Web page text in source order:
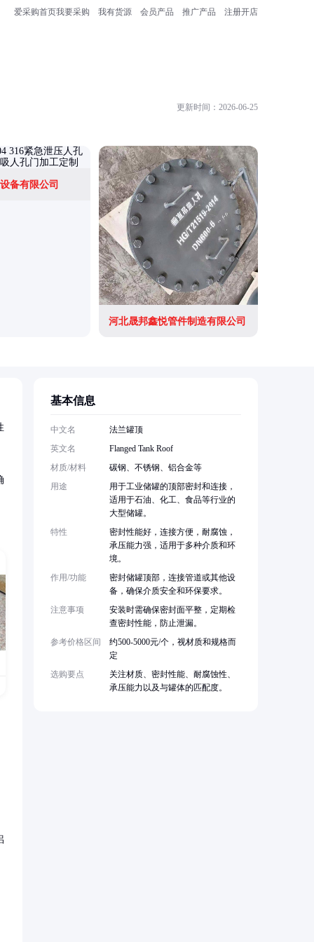
爱采购首页我要采购 我有货源 会员产品 推广产品 注册开店
更新时间：2026-06-25
备有限公司
河北晟邦鑫悦管件制造有限公司
基本信息
中文名
法兰罐顶
英文名
Flanged Tank Roof
材质/材料
碳钢、不锈钢、铝合金等
用途
用于工业储罐的顶部密封和连接，
适用于石油、化工、食品等行业的
大型储罐。
特性
密封性能好，连接方便，耐腐蚀，
承压能力强，适用于多种介质和环
境。
作用/功能
密封储罐顶部，连接管道或其他设
备，确保介质安全和环保要求。
注意事项
安装时需确保密封面平整，定期检
查密封性能，防止泄漏。
参考价格区间
约500-5000元/个，视材质和规格而
定
选购要点
关注材质、密封性能、耐腐蚀性、
承压能力以及与罐体的匹配度。